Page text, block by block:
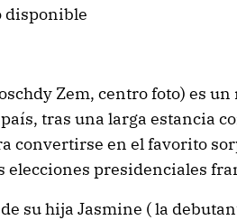
disponible
Zem, centro foto) es
tras una larga estancia
convertirse en el favorito
elecciones presidenciales
su hija Jasmine ( la